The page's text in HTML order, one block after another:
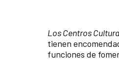
Los Centros
tienen
funciones de